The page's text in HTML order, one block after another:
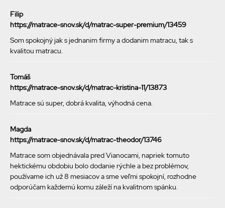
Filip
https://matrace-snov.sk/d/matrac-super-premium/13459
Som spokojný jak s jednanim firmy a dodanim matracu, tak s
kvalitou matracu.
Tomáš
https://matrace-snov.sk/d/matrac-kristina-11/13873
Matrace sú super, dobrá kvalita, výhodná cena.
Magda
https://matrace-snov.sk/d/matrac-theodor/13746
Matrace som objednávala pred Vianocami, napriek tomuto
hektickému obdobiu bolo dodanie rýchle a bez problémov,
používame ich už 8 mesiacov a sme veľmi spokojní, rozhodne
odporúčam každemú komu záleží na kvalitnom spánku.